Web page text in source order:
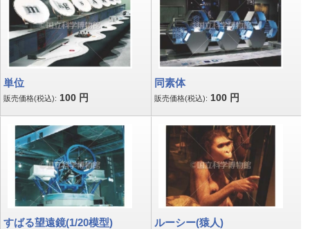
単位
販売価格(税込): 100 円
同素体
販売価格(税込): 100 円
すばる望遠鏡(1/20模型) ルーシー(猿人)